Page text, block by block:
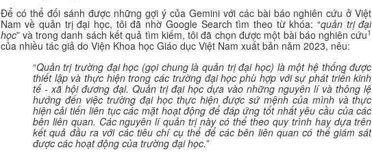
Để có thể đối sánh được những gợi ý của Gemini với các bài báo nghiên cứu ở Việt
Nam về quản trị đại học, tôi đã nhờ Google Search tìm theo từ khóa: “quản trị đại
học” và trong danh sách kết quả tìm kiếm, tôi đã chọn được một bài báo nghiên cứu1
của nhiều tác giả do Viện Khoa học Giáo dục Việt Nam xuất bản năm 2023, nêu:
“Quản trị trường đại học (gọi chung là quản trị đại học) là một hệ thống được
thiết lập và thực hiện trong các trường đại học phù hợp với sự phát triển kinh
tế - xã hội đương đại.Quản trị đại học dựa vào những nguyên lí và thông lệ
hướng đến việc trường đại học thực hiện được sứ mệnh của mình và thực
hiện cải tiến liên tục các mặt hoạt động để đáp ứng tốt nhất yêu cầu của các
bên liên quan. Các nguyên lí quản trị này có thể theo quy trình hay dựa trên
kết quả đầu ra với các tiêu chí cụ thể để các bên liên quan có thể giám sát
được các hoạt động của trường đại học.”